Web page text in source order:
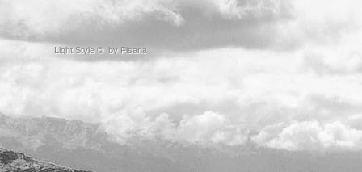
Light Style © by Fisana